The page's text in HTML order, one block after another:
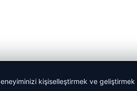
kişiselleştirmek ve